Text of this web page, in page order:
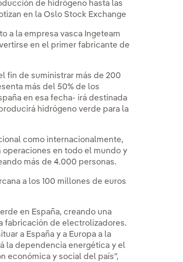
de hidrógeno hasta las
en la Oslo Stock Exchange
a la empresa vasca Ingeteam
en el primer fabricante de
fin de suministrar más de 200
más del 50% de los
en esa fecha- irá destinada
hidrógeno verde para la
como internacionalmente,
en todo el mundo y
más de 4.000 personas.
a los 100 millones de euros
en España, creando una
fabricación de electrolizadores.
a España y a Europa a la
la dependencia energética y el
económica y social del país”,